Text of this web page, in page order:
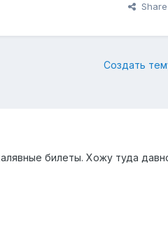
Share
Создать
билеты. Хожу туда